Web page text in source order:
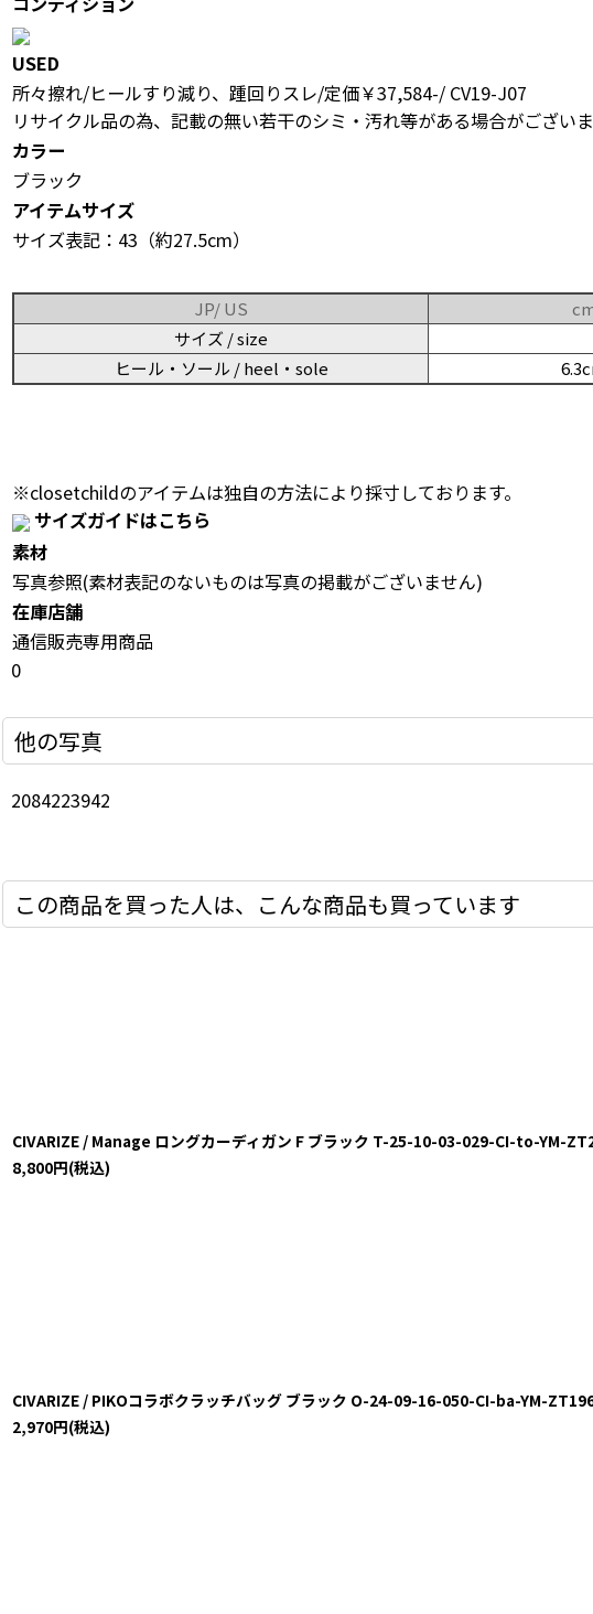
USED
所々擦れ/ヒールすり減り、踵回りスレ/定価￥37,584-/ CV19-J07
リサイクル品の為、記載の無い若干のシミ・汚れ等がある場合がござい
カラー
ブラック
アイテムサイズ
サイズ表記：43（約27.5cm）
JP/ US
サイズ / size
ヒール・ソール / heel・sole
※closetchildのアイテムは独自の方法により採寸しております。
サイズガイドはこちら
素材
写真参照(素材表記のないものは写真の掲載がございません)
在庫店舗
通信販売専用商品
0
他の写真
2084223942
この商品を買った人は、こんな商品も買っています
CIVARIZE / Manage ロングカーディガン F ブラック T-25-10-03-029-CI-to-YM-
8,800円(税込)
CIVARIZE / PIKOコラボクラッチバッグ ブラック O-24-09-16-050-CI-ba-YM-
2,970円(税込)